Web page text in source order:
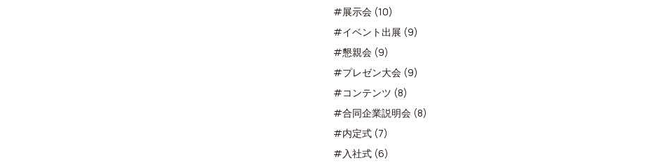
#展示会 (10)
#イベント出展 (9)
#懇親会 (9)
#プレゼン大会 (9)
#コンテンツ (8)
#合同企業説明会 (8)
#内定式 (7)
#入社式 (6)